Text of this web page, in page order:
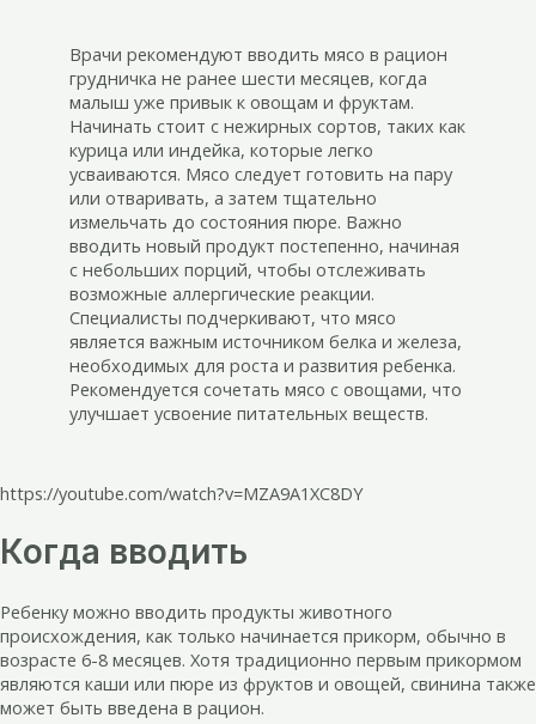
Врачи рекомендуют вводить мясо в рацион
грудничка не ранее шести месяцев, когда
малыш уже привык к овощам и фруктам.
Начинать стоит с нежирных сортов, таких как
курица или индейка, которые легко
усваиваются. Мясо следует готовить на пару
или отваривать, а затем тщательно
измельчать до состояния пюре. Важно
вводить новый продукт постепенно, начиная
с небольших порций, чтобы отслеживать
возможные аллергические реакции.
Специалисты подчеркивают, что мясо
является важным источником белка и железа,
необходимых для роста и развития ребенка.
Рекомендуется сочетать мясо с овощами, что
улучшает усвоение питательных веществ.
https://youtube.com/watch?v=MZA9A1XC8DY
Когда вводить
Ребенку можно вводить продукты животного
происхождения, как только начинается прикорм, обычно в
возрасте 6-8 месяцев. Хотя традиционно первым прикормом
являются каши или пюре из фруктов и овощей, свинина также
может быть введена в рацион.